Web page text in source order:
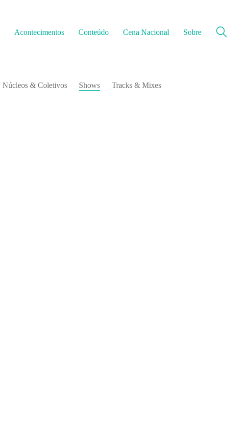
Acontecimentos Conteúdo Cena Nacional Sobre
Núcleos & Coletivos Shows Tracks & Mixes